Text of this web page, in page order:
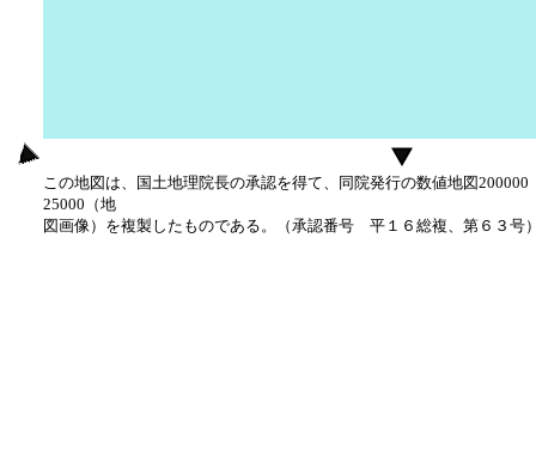
この地図は、国土地理院長の承認を得て、同院発行の数値地図
25000（地
図画像）を複製したものである。（承認番号 平１６総複、第６３号